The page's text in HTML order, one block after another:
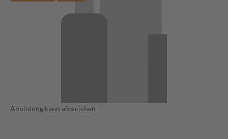
Abbildung kann abweichen